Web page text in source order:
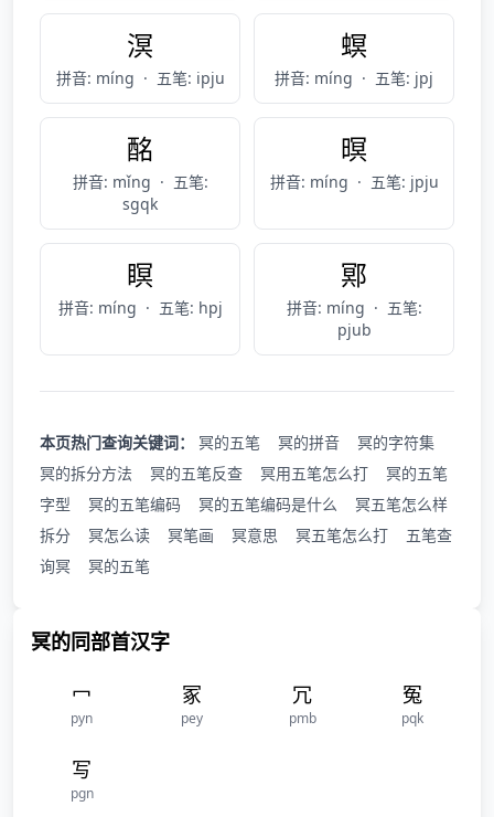
溟
拼音: míng · 五笔: ipju
螟
拼音: míng · 五笔: jpj
酩
拼音: mǐng · 五笔:
sgqk
暝
拼音: míng · 五笔: jpju
瞑
拼音: míng · 五笔: hpj
鄍
拼音: míng · 五笔:
pjub
本页热门查询关键词： 冥的五笔 冥的拼音
冥的字符集
冥的拆分方法
冥的五笔反查 冥用五笔怎么打
冥的五笔
字型
冥的五笔编码 冥的五笔编码是什么
冥五笔怎么样
拆分
冥怎么读 冥笔画 冥意思 冥五笔怎么打
五笔查
询冥
冥的五笔
冥的同部首汉字
冖
pyn
冢
pey
冗
pmb
冤
pqk
写
pgn